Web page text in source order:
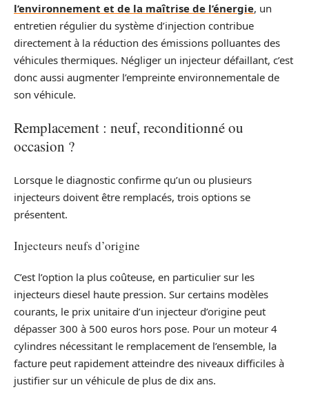
l’environnement et de la maîtrise de l’énergie, un
entretien régulier du système d’injection contribue
directement à la réduction des émissions polluantes des
véhicules thermiques. Négliger un injecteur défaillant, c’est
donc aussi augmenter l’empreinte environnementale de
son véhicule.
Remplacement : neuf, reconditionné ou
occasion ?
Lorsque le diagnostic confirme qu’un ou plusieurs
injecteurs doivent être remplacés, trois options se
présentent.
Injecteurs neufs d’origine
C’est l’option la plus coûteuse, en particulier sur les
injecteurs diesel haute pression. Sur certains modèles
courants, le prix unitaire d’un injecteur d’origine peut
dépasser 300 à 500 euros hors pose. Pour un moteur 4
cylindres nécessitant le remplacement de l’ensemble, la
facture peut rapidement atteindre des niveaux difficiles à
justifier sur un véhicule de plus de dix ans.